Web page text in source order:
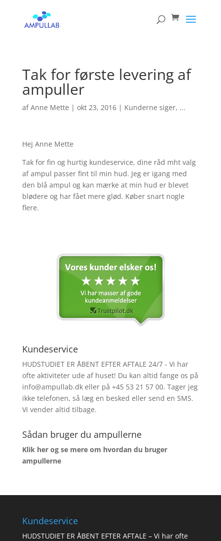
Tak for første levering af
ampuller
afAnne Mette | okt 23, 2016| Kunderne siger, ...
Hej Anne Mette
Tak for fin og hurtig kundeservice, dine råd mht valg
af ampul passer fint til min hud. Jeg er igang med
den blå ampul og kan mærke at min hud er blevet
blødere og har fået mere glød. Køber snart nogle
flere.
Kundeservice
HUDSTUDIET ER ÅBENT EFTER AFTALE 24/7 - Vi har
ofte aktiviteter ude af huset! Du kan altid fange os på
info@ampullab.dk eller på +45 53 21 57 00. Tager jeg
ikke telefonen, så læg en besked eller send en SMS.
Vi vender altid tilbage.
Sådan bruger du ampullerne
Klik her og se mere om hvordan du bruger
ampullerne
Kundeservice
HUDSTUDIET ER ÅBENT EFTER AFTALE – Vi har ofte